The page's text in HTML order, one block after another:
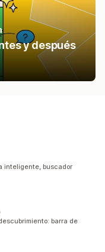
y después
inteligente, buscador
barra de